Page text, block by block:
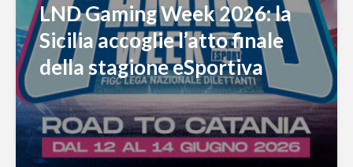
LND Gaming Week 2026: la
Sicilia accoglie l’atto finale
della stagione eSportiva